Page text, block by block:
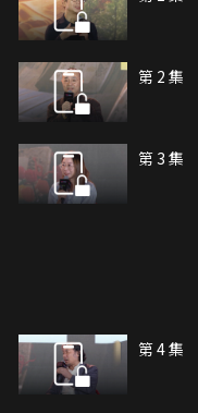
第 2 集
第 3 集
第 4 集